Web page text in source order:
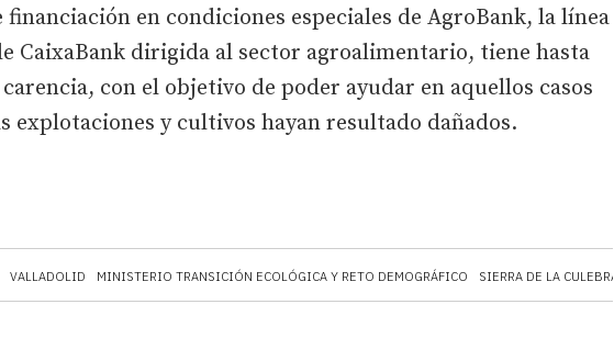
VALLADOLID MINISTERIO TRANSICIÓN ECOLÓGICA Y RETO DEMOGRÁFICO SIERRA DE LA CULEBRA
financiación en condiciones especiales de AgroBank, la línea
CaixaBank dirigida al sector agroalimentario, tiene hasta
con el objetivo de poder ayudar en aquellos casos
explotaciones y cultivos hayan resultado dañados.